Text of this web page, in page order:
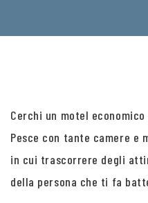
Cerchi un motel
Pesce con tante camere e
in cui trascorrere degli
della persona che ti fa